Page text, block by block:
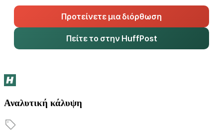
Προτείνετε μια διόρθωση
Πείτε το στην HuffPost
Αναλυτική κάλυψη